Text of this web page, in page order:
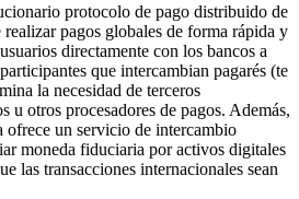
protocolo de pago distribuido de
pagos globales de forma rápida y
directamente con los bancos a
que intercambian pagarés (te
la necesidad de terceros
u otros procesadores de pagos. Además,
ofrece un servicio de intercambio
moneda fiduciaria por activos digitales
las transacciones internacionales sean